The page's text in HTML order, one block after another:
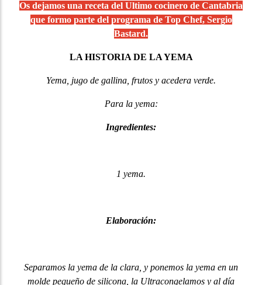
Os dejamos una receta del Ultimo cocinero de Cantabria
que formo parte del programa de Top Chef, Sergio
Bastard.
LA HISTORIA DE LA YEMA
Yema, jugo de gallina, frutos y acedera verde.
Para la yema:
Ingredientes:
1 yema.
Elaboración:
Separamos la yema de la clara, y ponemos la yema en un
molde pequeño de silicona, la Ultracongelamos y al día